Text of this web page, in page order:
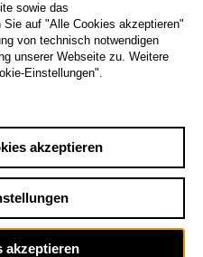
Haus
sowie das
Sie auf "Alle Cookies akzeptieren"
von technisch notwendigen
unserer Webseite zu. Weitere
Einstellungen".
akzeptieren
akzeptieren